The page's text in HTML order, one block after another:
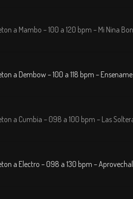
a Mambo – 100 a 120 bpm – Mi Nina
a Dembow – 100 a 118 bpm –
a Cumbia – 098 a 100 bpm – Las
a Electro – 098 a 130 bpm –